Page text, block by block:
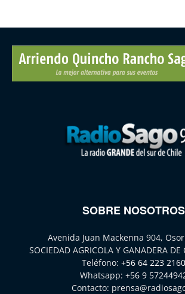
SOBRE NOSOTROS
Avenida Juan Mackenna 904,
SOCIEDAD AGRICOLA Y GANADERA DE
Teléfono: +56 64 223 2160
Whatsapp: +56 9
Contacto: